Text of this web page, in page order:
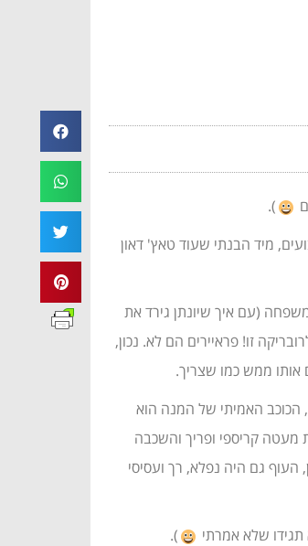
).
מיד הבנתי שעוד טאץ' דאון
(עם איך שיונתן גירד את
זו! פראיירים הם לא. נכון,
אותו ממש כמו שצריך.
הכוכב האמיתי של המנה הוא
קריספי ופריך והשכבה
גם היה נפלא, רך ועסיסי
שלא אמרתי
).